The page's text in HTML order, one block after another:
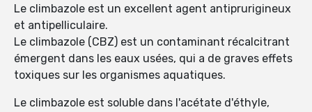
Le climbazole est un excellent agent antiprurigineux
et antipelliculaire.
Le climbazole (CBZ) est un contaminant récalcitrant
émergent dans les eaux usées, qui a de graves effets
toxiques sur les organismes aquatiques.
Le climbazole est soluble dans l'acétate d'éthyle,